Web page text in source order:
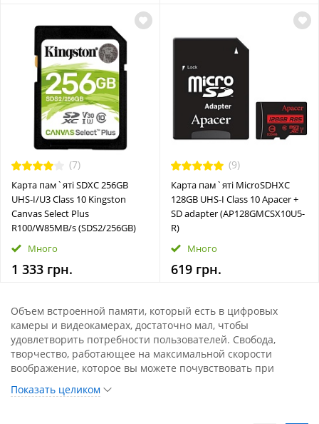
(7)
Карта пам`яті SDXC 256GB
UHS-I/U3 Class 10 Kingston
Canvas Select Plus
R100/W85MB/s (SDS2/256GB)
Много
1 333 грн.
(9)
Карта пам`ятi MicroSDHXC
128GB UHS-I Class 10 Apacer +
SD adapter (AP128GMCSX10U5-
R)
Много
619 грн.
Объем встроенной памяти, который есть в цифровых
камеры и видеокамерах, достаточно мал, чтобы
удовлетворить потребности пользователей. Свобода,
творчество, работающее на максимальной скорости
воображение, которое вы можете почувствовать при
искусства, не может быть ограничено недостаточным
Показать целиком